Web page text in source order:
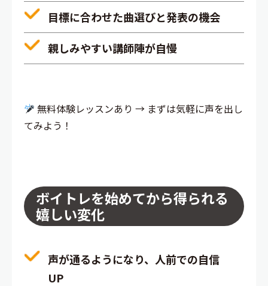
目標に合わせた曲選びと発表の機会
親しみやすい講師陣が自慢
無料体験レッスンあり → まずは気軽に声を出し
てみよう！
ボイトレを始めてから得られる
嬉しい変化
声が通るようになり、人前での自信
UP